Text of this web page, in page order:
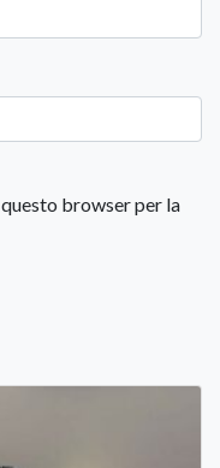
browser per la